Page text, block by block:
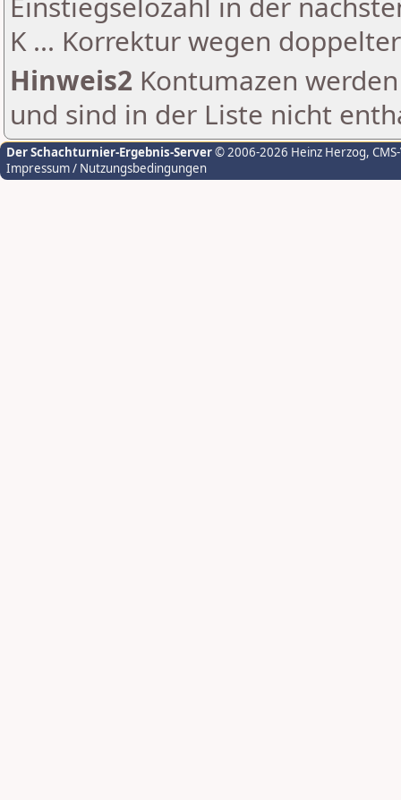
K ... Korrektur wegen
Hinweis2 Kontumazen
und sind in der Liste nicht
Der Schachturnier-Ergebnis-Server© 2006-2026 Heinz Herzog,
Impressum / Nutzungsbedingungen